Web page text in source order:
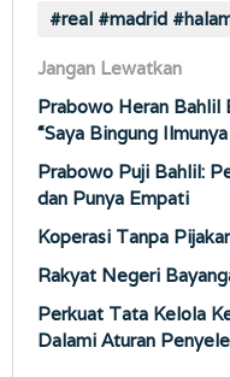
#real #madrid
Jangan Lewatkan
Prabowo Heran Bahlil
“Saya Bingung
Prabowo Puji Bahlil:
dan Punya Empati
Koperasi Tanpa
Rakyat Negeri
Perkuat Tata Kelola
Dalami Aturan